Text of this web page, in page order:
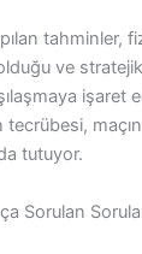
tahminler,
ve
işaret
tecrübesi,
tutuyor.
Sorulan